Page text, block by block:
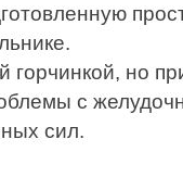
горчинкой, но
с
сил.